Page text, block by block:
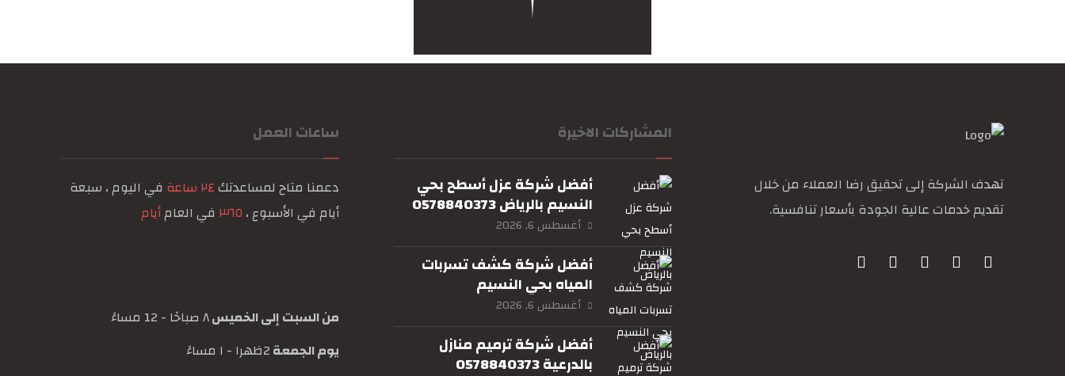
تهدف الشركة إلى تحقيق رضا العملاء من خلال
تقديم خدمات عالية الجودة بأسعار تنافسية.
المشاركات الاخيرة
أفضل شركة عزل أسطح بحي
النسيم بالرياض 0578840373
أغسطس 6, 2026
أفضل شركة كشف تسربات
المياه بحي النسيم
بالرياض0578840373
أغسطس 6, 2026
أفضل شركة ترميم منازل
بالدرعية 0578840373
ساعات العمل
دعمنا متاح لمساعدتك٢٤ ساعة
في اليوم ، سبعة
أيام في الأسبوع ، ٣٦٥ في العامأيام
من السبت إلى الخميس٨ صباحًا - 12 مساءً
يوم الجمعة2ظهرا - ١ مساءً